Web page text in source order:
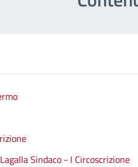
Sindaco - I Circoscrizione